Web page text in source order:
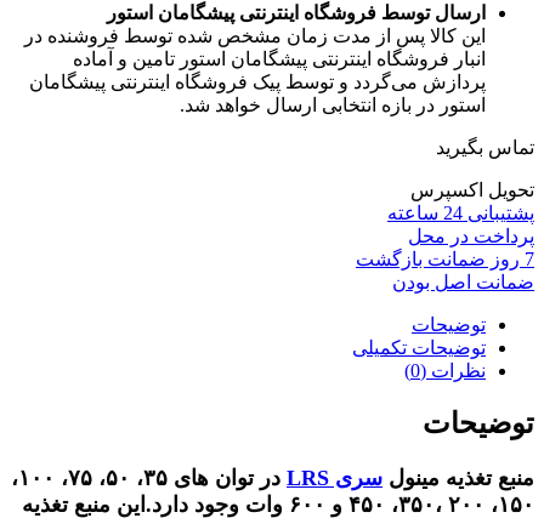
ارسال توسط فروشگاه اینترنتی پیشگامان استور
این کالا پس از مدت زمان مشخص شده توسط فروشنده در
انبار فروشگاه اینترنتی پیشگامان استور تامین و آماده
پردازش می‌گردد و توسط پیک فروشگاه اینترنتی پیشگامان
استور در بازه انتخابی ارسال خواهد شد.
تماس بگیرید
تحویل اکسپرس
پشتیبانی 24 ساعته
پرداخت در محل
7 روز ضمانت بازگشت
ضمانت اصل بودن
توضیحات
توضیحات تکمیلی
نظرات (0)
توضیحات
منبع تغذیه مینول سری LRS
در توان های ۳۵، ۵۰، ۷۵، ۱۰۰،
۱۵۰، ۲۰۰ ،۳۵۰، ۴۵۰ و ۶۰۰ وات وجود دارد.این منبع تغذیه